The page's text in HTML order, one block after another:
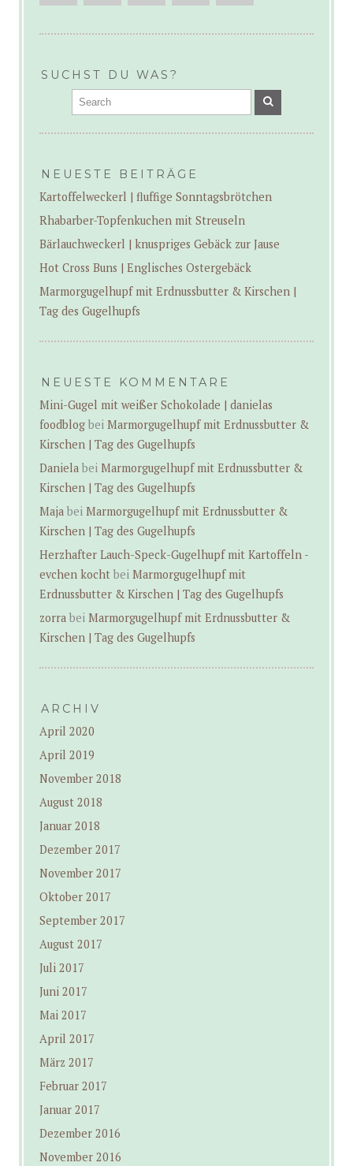
SUCHST DU WAS?
NEUESTE BEITRÄGE
Kartoffelweckerl | fluffige Sonntagsbrötchen
Rhabarber-Topfenkuchen mit Streuseln
Bärlauchweckerl | knuspriges Gebäck zur Jause
Hot Cross Buns | Englisches Ostergebäck
Marmorgugelhupf mit Erdnussbutter & Kirschen |
Tag des Gugelhupfs
NEUESTE KOMMENTARE
Mini-Gugel mit weißer Schokolade | danielas
foodblogbei Marmorgugelhupf mit Erdnussbutter &
Kirschen | Tag des Gugelhupfs
Danielabei Marmorgugelhupf mit Erdnussbutter &
Kirschen | Tag des Gugelhupfs
Majabei Marmorgugelhupf mit Erdnussbutter &
Kirschen | Tag des Gugelhupfs
Herzhafter Lauch-Speck-Gugelhupf mit Kartoffeln -
evchen kochtbei Marmorgugelhupf mit
Erdnussbutter & Kirschen | Tag des Gugelhupfs
zorrabei Marmorgugelhupf mit Erdnussbutter &
Kirschen | Tag des Gugelhupfs
ARCHIV
April 2020
April 2019
November 2018
August 2018
Januar 2018
Dezember 2017
November 2017
Oktober 2017
September 2017
August 2017
Juli 2017
Juni 2017
Mai 2017
April 2017
März 2017
Februar 2017
Januar 2017
Dezember 2016
November 2016